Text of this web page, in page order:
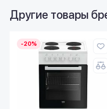
Другие товары
-20%